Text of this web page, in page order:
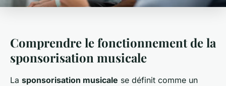
Comprendre le fonctionnement de la
sponsorisation musicale
La sponsorisation musicale se définit comme un